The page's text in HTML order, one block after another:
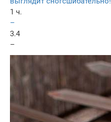
1 ч.
–
3.4
–